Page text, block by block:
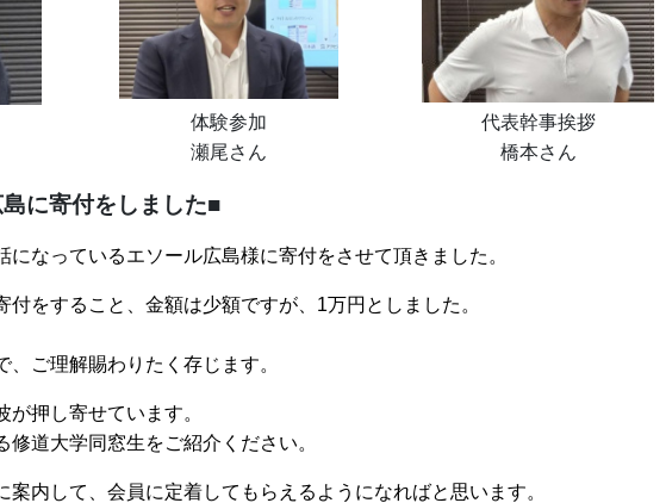
体験参加
瀬尾さん
代表幹事挨拶
橋本さん
に寄付をしました■
なっているエソール広島様に寄付をさせて頂きました。
をすること、金額は少額ですが、 1万円としました。
、ご理解賜わりたく存じます。
押し寄せています。
道大学同窓生をご紹介ください。
案内して、会員に定着してもらえるようになればと思います。